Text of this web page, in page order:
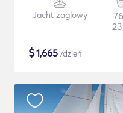
Jacht żaglowy
$1,665 /dzień